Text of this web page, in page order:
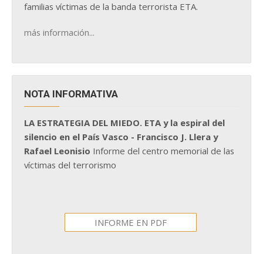
familias víctimas de la banda terrorista ETA.
más información...
NOTA INFORMATIVA
LA ESTRATEGIA DEL MIEDO. ETA y la espiral del
silencio en el País Vasco - Francisco J. Llera y
Rafael Leonisio Informe del centro memorial de las
víctimas del terrorismo
INFORME EN PDF